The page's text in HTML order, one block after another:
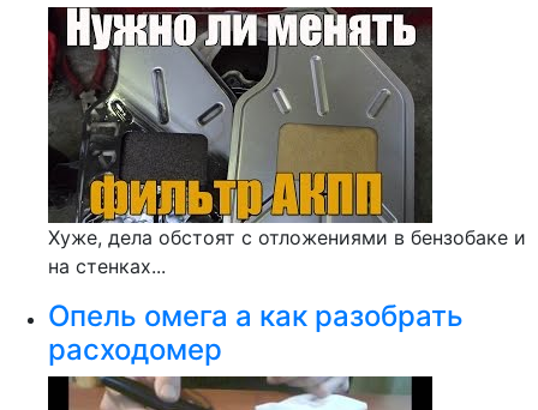
Хуже, дела обстоят с отложениями в бензобаке и
на стенках...
Опель омега а как разобрать
расходомер